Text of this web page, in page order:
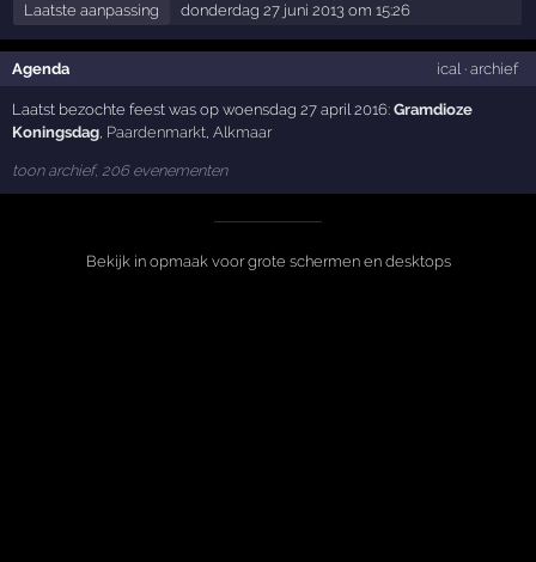
Laatste aanpassing
donderdag 27 juni 2013 om 15:26
Agenda ical · archief
Laatst bezochte feest was op woensdag 27 april 2016:Gramdioze
Koningsdag, Paardenmarkt,Alkmaar
toon archief, 206 evenementen
Bekijk in opmaak voor grote schermen en desktops